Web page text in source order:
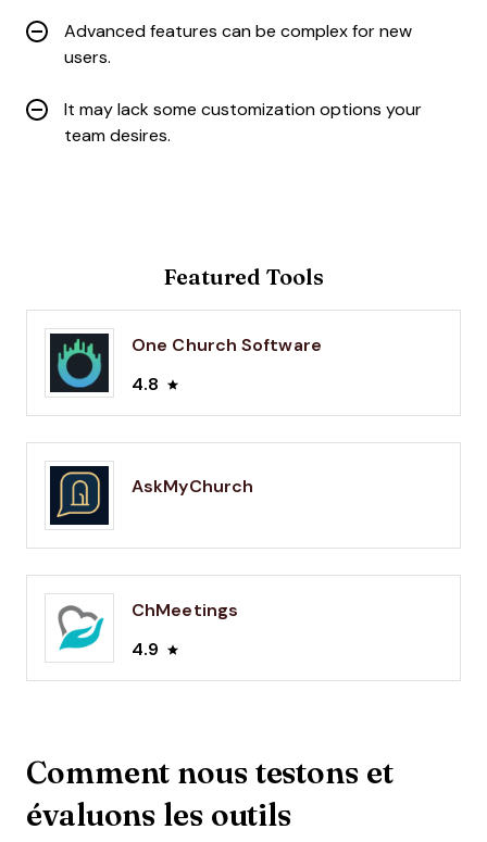
Advanced features can be complex for new
users.
It may lack some customization options your
team desires.
Featured Tools
One Church Software
4.8
AskMyChurch
ChMeetings
4.9
Comment nous testons et
évaluons les outils